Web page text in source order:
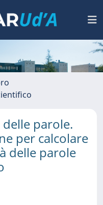
delle parole.
per calcolare
delle parole